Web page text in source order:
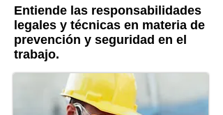
Entiende las responsabilidades
legales y técnicas en materia de
prevención y seguridad en el
trabajo.